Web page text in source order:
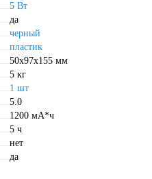
5 Вт
да
черный
пластик
50x97x155 мм
5 кг
1 шт
5.0
1200 мА*ч
5 ч
нет
да